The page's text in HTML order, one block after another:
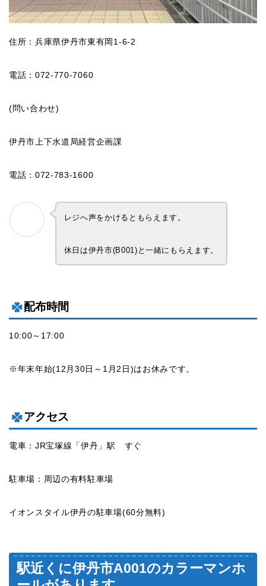
住所：兵庫県伊丹市東有岡1-6-2
電話：072-770-7060
(問い合わせ)
伊丹市上下水道局経営企画課
電話：072-783-1600
レジへ声をかけるともらえます。
休日は伊丹市(B001)と一緒にもらえます。
配布時間
10:00～17:00
※年末年始(12月30日～1月2日)はお休みです。
アクセス
電車：JR宝塚線「伊丹」駅 すぐ
駐車場：周辺の有料駐車場
イオンスタイル伊丹の駐車場(60分無料)
駅近くに伊丹市A001のカラーマンホ